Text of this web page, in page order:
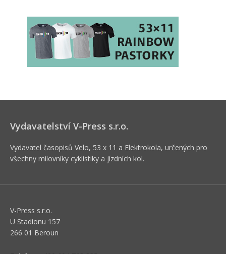
Vydavatelství V-Press s.r.o.
Vydavatel časopisů Velo, 53 x 11 a Elektrokola, určených pro
všechny milovníky cyklistiky a jízdních kol.
V-Press s.r.o.
U Stadionu 157
266 01 Beroun